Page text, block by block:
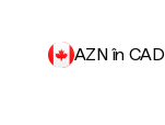
AZN în CAD